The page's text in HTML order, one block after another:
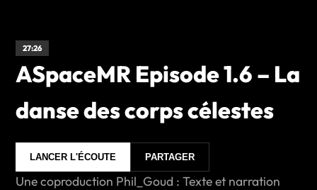
27:26
ASpaceMR Episode 1.6 – La
danse des corps célestes
LANCER L'ÉCOUTE PARTAGER
Une coproduction Phil_Goud : Texte et narration